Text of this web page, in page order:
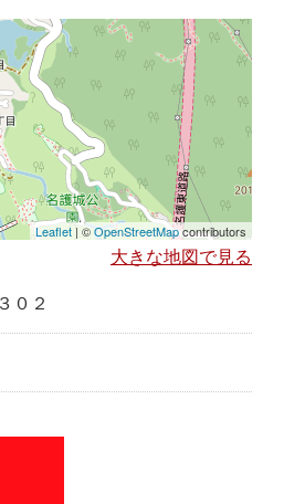
Leaflet | ©OpenStreetMapcontributors
大きな地図で見る
０２